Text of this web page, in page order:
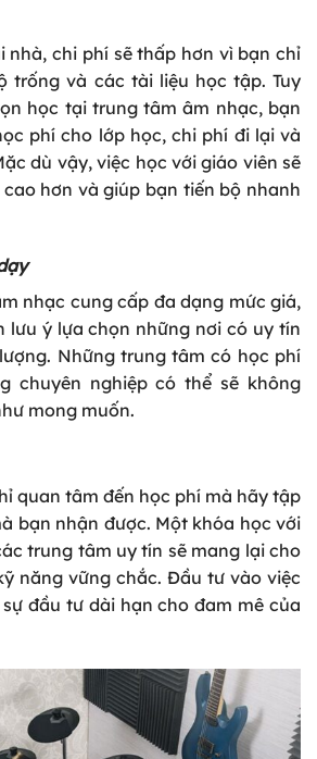
nhà, chi phí sẽ thấp hơn vì bạn chỉ
trống và các tài liệu học tập. Tuy
học tại trung tâm âm nhạc, bạn
phí cho lớp học, chi phí đi lại và
dù vậy, việc học với giáo viên sẽ
hơn và giúp bạn tiến bộ nhanh
nhạc cung cấp đa dạng mức giá,
lưu ý lựa chọn những nơi có uy tín
Những trung tâm có học phí
chuyên nghiệp có thể sẽ không
mong muốn.
quan tâm đến học phí mà hãy tập
bạn nhận được. Một khóa học với
trung tâm uy tín sẽ mang lại cho
năng vững chắc. Đầu tư vào việc
đầu tư dài hạn cho đam mê của